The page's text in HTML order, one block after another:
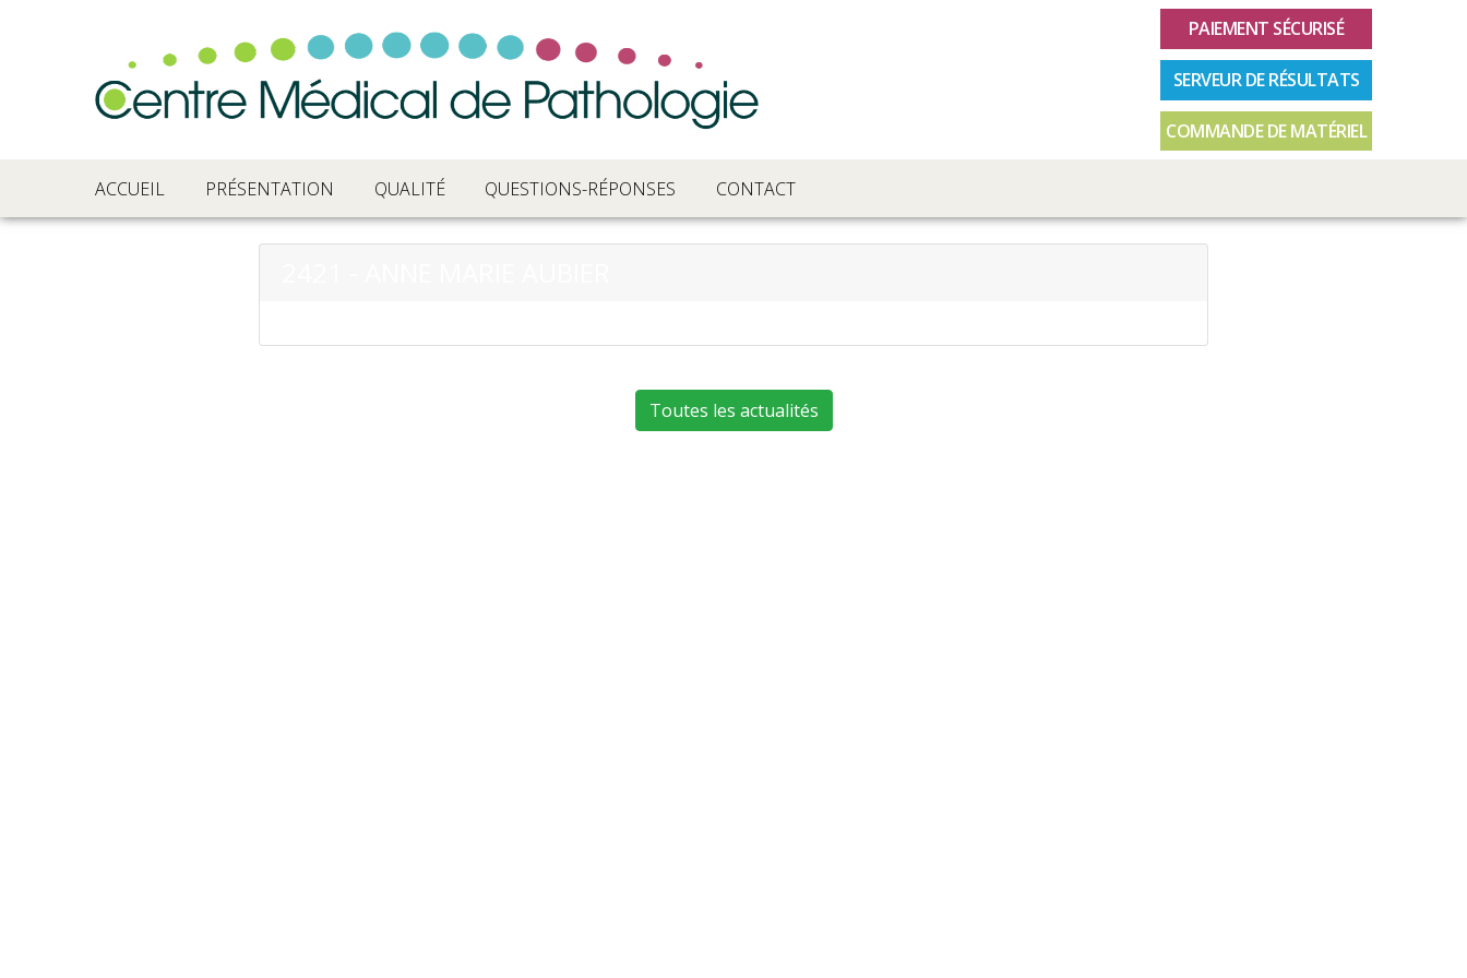
PAIEMENT SÉCURISÉ
SERVEUR DE RÉSULTATS
COMMANDE DE MATÉRIEL
ACCUEIL PRÉSENTATION QUALITÉ QUESTIONS-RÉPONSES CONTACT
Toutes les actualités